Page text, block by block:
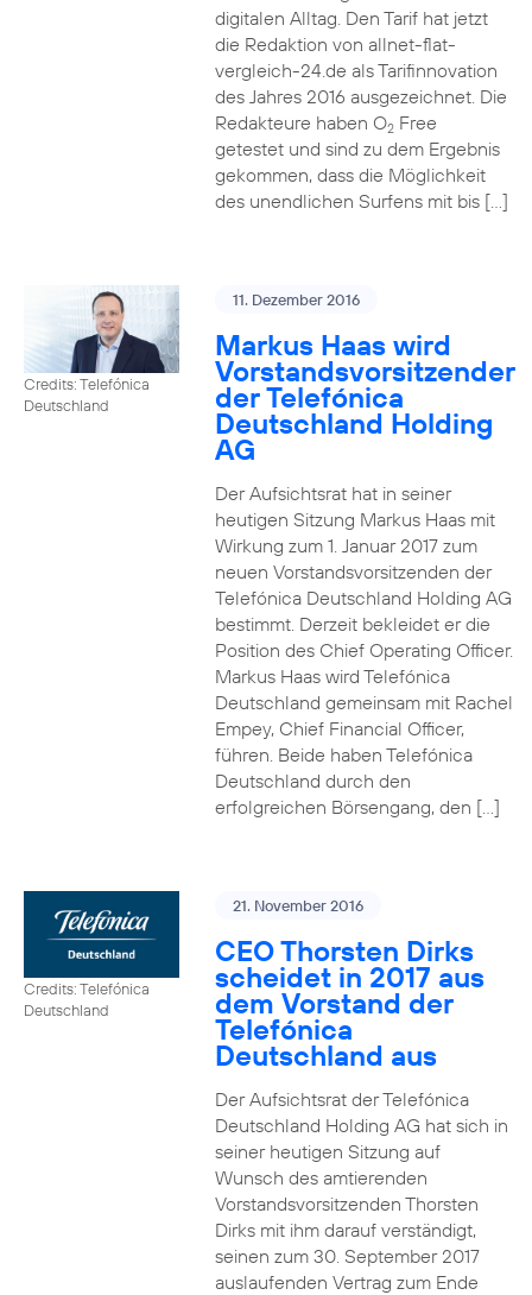
digitalen Alltag. Den Tarif hat jetzt
die Redaktion von allnet-flat-
vergleich-24.de als Tarifinnovation
des Jahres 2016 ausgezeichnet. Die
Redakteure haben O2Free
getestet und sind zu dem Ergebnis
gekommen, dass die Möglichkeit
des unendlichen Surfens mit bis […]
Credits: Telefónica
Deutschland
11. Dezember 2016
Markus Haas wird
Vorstandsvorsitzender
der Telefónica
Deutschland Holding
AG
Der Aufsichtsrat hat in seiner
heutigen Sitzung Markus Haas mit
Wirkung zum 1. Januar 2017 zum
neuen Vorstandsvorsitzenden der
Telefónica Deutschland Holding AG
bestimmt. Derzeit bekleidet er die
Position des Chief Operating Officer.
Markus Haas wird Telefónica
Deutschland gemeinsam mit Rachel
Empey, Chief Financial Officer,
führen. Beide haben Telefónica
Deutschland durch den
erfolgreichen Börsengang, den […]
Credits: Telefónica
Deutschland
21. November 2016
CEO Thorsten Dirks
scheidet in 2017 aus
dem Vorstand der
Telefónica
Deutschland aus
Der Aufsichtsrat der Telefónica
Deutschland Holding AG hat sich in
seiner heutigen Sitzung auf
Wunsch des amtierenden
Vorstandsvorsitzenden Thorsten
Dirks mit ihm darauf verständigt,
seinen zum 30. September 2017
auslaufenden Vertrag zum Ende